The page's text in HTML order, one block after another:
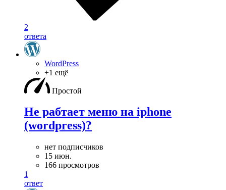
2
ответа
WordPress
+1 ещё
Простой
Не рабтает меню на iphone
(wordpress)?
нет подписчиков
15 июн.
166 просмотров
1
ответ